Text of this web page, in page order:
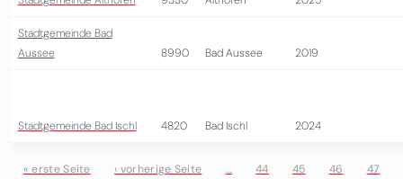
Stadtgemeinde Bad
Aussee
8990 Bad Aussee 2019
Stadtgemeinde Bad Ischl 4820 Bad Ischl 2024
« erste Seite ‹ vorherige Seite … 44 45 46 47